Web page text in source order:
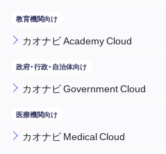
カオナビ Academy Cloud
カオナビ Government Cloud
カオナビ Medical Cloud